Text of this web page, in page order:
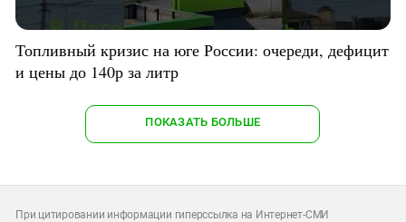
Топливный кризис на юге России: очереди, дефицит
и цены до 140р за литр
ПОКАЗАТЬ БОЛЬШЕ
При цитировании информации гиперссылка на Интернет-СМИ